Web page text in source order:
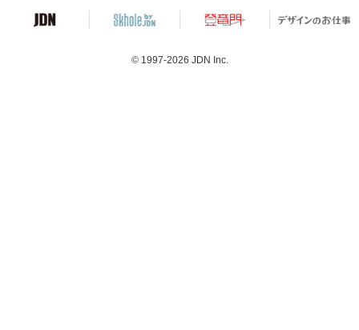
© 1997-2026 JDN Inc.